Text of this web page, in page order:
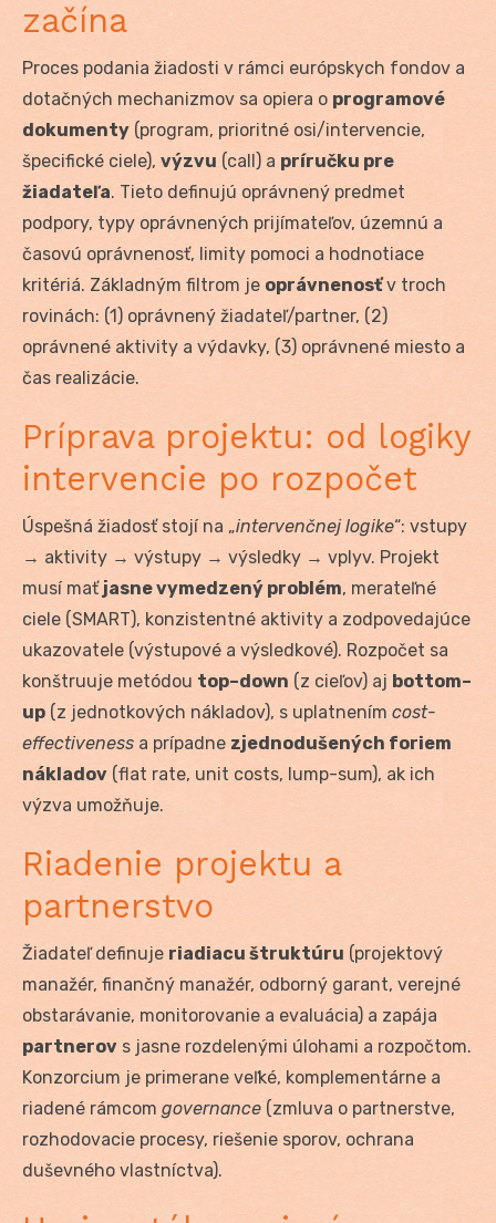
začína
Proces podania žiadosti v rámci európskych fondov a
dotačných mechanizmov sa opiera o programové
dokumenty (program, prioritné osi/intervencie,
špecifické ciele), výzvu (call) a príručku pre
žiadateľa. Tieto definujú oprávnený predmet
podpory, typy oprávnených prijímateľov, územnú a
časovú oprávnenosť, limity pomoci a hodnotiace
kritériá. Základným filtrom je oprávnenosťv troch
rovinách: (1) oprávnený žiadateľ/partner, (2)
oprávnené aktivity a výdavky, (3) oprávnené miesto a
čas realizácie.
Príprava projektu: od logiky
intervencie po rozpočet
Úspešná žiadosť stojí na „intervenčnej logike“: vstupy
→ aktivity → výstupy → výsledky → vplyv. Projekt
musí mať jasne vymedzený problém, merateľné
ciele (SMART), konzistentné aktivity a zodpovedajúce
ukazovatele (výstupové a výsledkové). Rozpočet sa
konštruuje metódou top–down (z cieľov) aj bottom–
up (z jednotkových nákladov), s uplatnením cost-
effectiveness a prípadne zjednodušených foriem
nákladov (flat rate, unit costs, lump-sum), ak ich
výzva umožňuje.
Riadenie projektu a
partnerstvo
Žiadateľ definuje riadiacu štruktúru (projektový
manažér, finančný manažér, odborný garant, verejné
obstarávanie, monitorovanie a evaluácia) a zapája
partnerov s jasne rozdelenými úlohami a rozpočtom.
Konzorcium je primerane veľké, komplementárne a
riadené rámcom governance (zmluva o partnerstve,
rozhodovacie procesy, riešenie sporov, ochrana
duševného vlastníctva).